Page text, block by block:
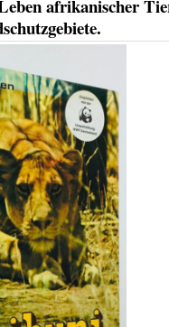
afrikanischer